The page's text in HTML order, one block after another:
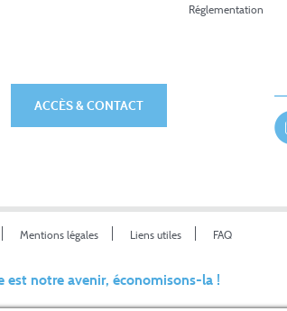
Réglementation
ACCÈS & CONTACT
Mentions légales Liens utiles FAQ
est notre avenir, économisons-la !